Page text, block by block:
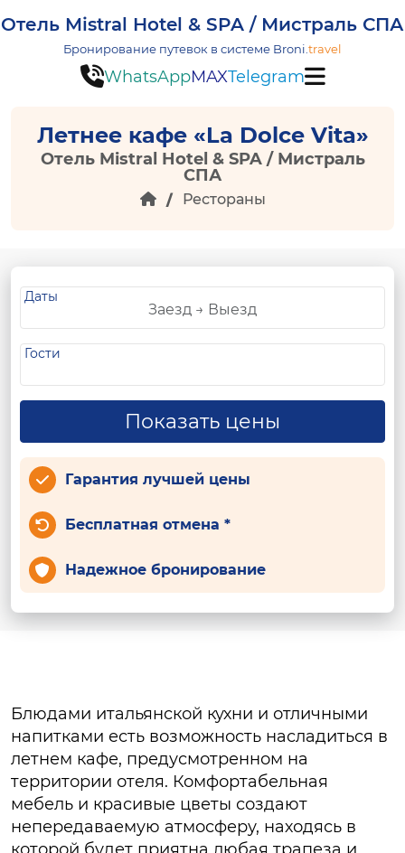
Отель Mistral Hotel & SPA / Мистраль СПА
Бронирование путевок в системе Broni. travel
WhatsAppMAXTelegram
Летнее кафе «La Dolce Vita»
Отель Mistral Hotel & SPA / Мистраль
СПА
Рестораны
Даты
Гости
Показать цены
Гарантия лучшей цены
Бесплатная отмена *
Надежное бронирование
Блюдами итальянской кухни и отличными
напитками есть возможность насладиться в
летнем кафе, предусмотренном на
территории отеля. Комфортабельная
мебель и красивые цветы создают
непередаваемую атмосферу, находясь в